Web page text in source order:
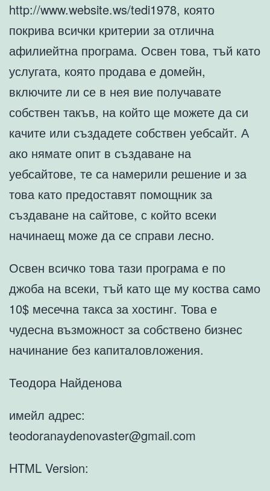
http://www.website.ws/tedi1978, която
покрива всички критерии за отлична
афилиейтна програма. Освен това, тъй като
услугата, която продава е домейн,
включите ли се в нея вие получавате
собствен такъв, на който ще можете да си
качите или създадете собствен уебсайт. А
ако нямате опит в създаване на
уебсайтове, те са намерили решение и за
това като предоставят помощник за
създаване на сайтове, с който всеки
начинаещ може да се справи лесно.
Освен всичко това тази програма е по
джоба на всеки, тъй като ще му коства само
10$ месечна такса за хостинг. Това е
чудесна възможност за собствено бизнес
начинание без капиталовложения.
Теодора Найденова
имейл адрес:
teodoranaydenovaster@gmail.com
HTML Version: